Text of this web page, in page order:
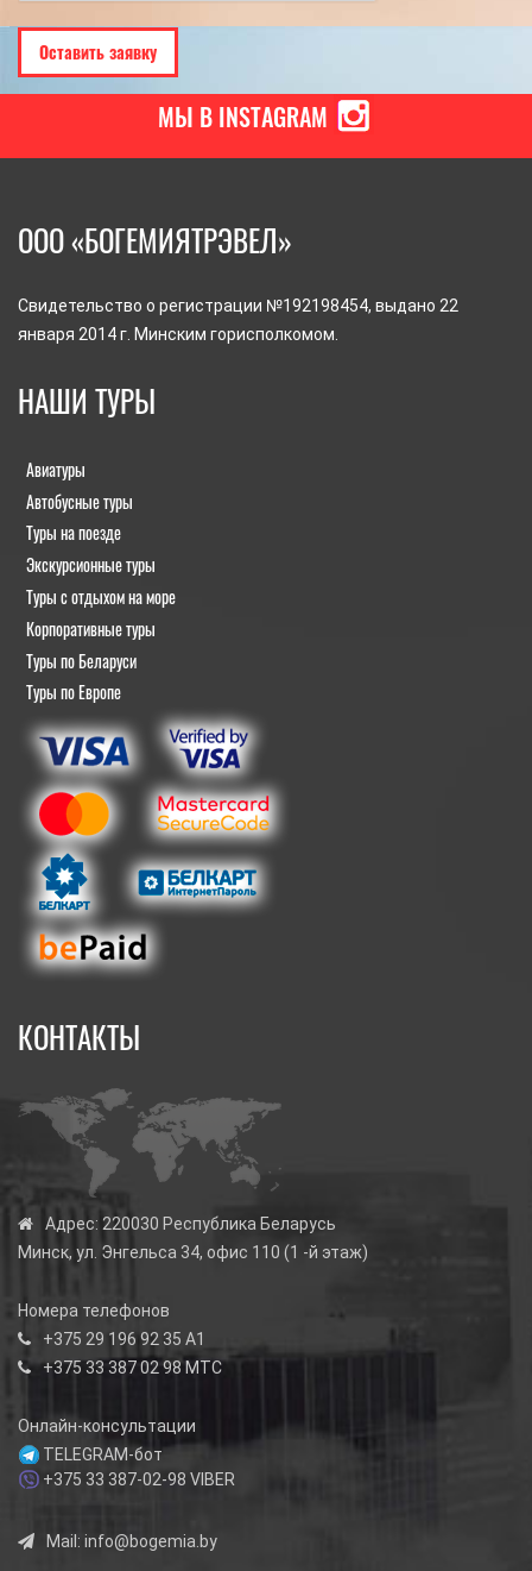
МЫ В INSTAGRAM
ООО «БОГЕМИЯТРЭВЕЛ»
Свидетельство о регистрации №192198454, выдано 22
января 2014 г. Минским горисполкомом.
НАШИ ТУРЫ
Авиатуры
Автобусные туры
Туры на поезде
Экскурсионные туры
Туры с отдыхом на море
Корпоративные туры
Туры по Беларуси
Туры по Европе
КОНТАКТЫ
Адрес: 220030 Республика Беларусь
Минск, ул. Энгельса 34, офис 110 (1 -й этаж)
Номера телефонов
+375 29 196 92 35 А1
+375 33 387 02 98МТС
Онлайн-консультации
TELEGRAM-бот
+375 33 387-02-98 VIBER
Mail: info@bogemia.by